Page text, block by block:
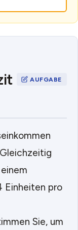
Einheiten pro
Sie, um